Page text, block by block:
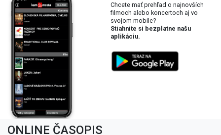
Chcete mať prehľad o najnovších
filmoch alebo koncertoch aj vo
svojom mobile?
Stiahnite si bezplatne našu
aplikáciu.
ONLINE ČASOPIS